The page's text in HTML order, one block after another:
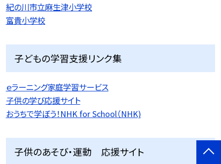
紀の川市立麻生津小学校
富貴小学校
子どもの学習支援リンク集
ｅラーニング家庭学習サービス
子供の学び応援サイト
おうちで学ぼう！NHK for School（NHK)
子供のあそび・運動 応援サイト